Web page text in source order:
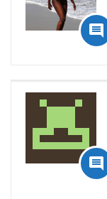

